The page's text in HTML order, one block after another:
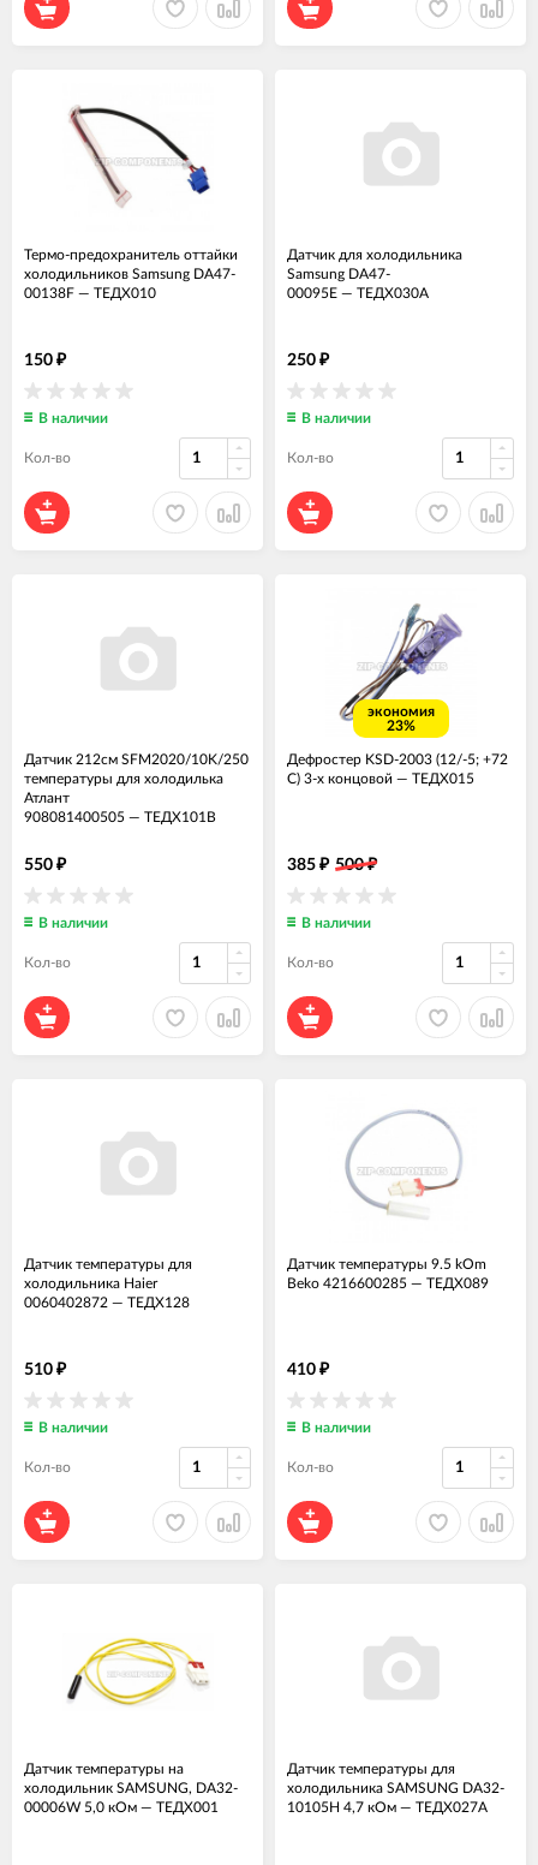
Термо-предохранитель оттайки
холодильников Samsung DA47-
00138F — ТЕДХ010
150 ₽
В наличии
Кол-во
Датчик для холодильника
Samsung DA47-
00095E — ТЕДХ030А
250 ₽
В наличии
Кол-во
Датчик 212см SFМ2020/10K/250
температуры для холодилька
Атлант
908081400505 — ТЕДХ101В
550 ₽
В наличии
Кол-во
экономия
23%
Дефростер KSD-2003 (12/-5; +72
С) 3-х концовой — ТЕДХ015
385 ₽ 500₽
В наличии
Кол-во
Датчик температуры для
холодильника Haier
0060402872 — ТЕДХ128
510 ₽
В наличии
Кол-во
Датчик температуры 9.5 kOm
Beko 4216600285 — ТЕДХ089
410 ₽
В наличии
Кол-во
Датчик температуры на
холодильник SAMSUNG, DA32-
00006W 5,0 кОм — ТЕДХ001
Датчик температуры для
холодильника SAMSUNG DA32-
10105H 4,7 кОм — ТЕДХ027А